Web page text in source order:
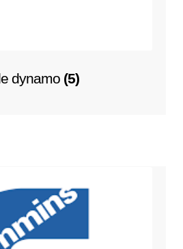
dynamo (5)